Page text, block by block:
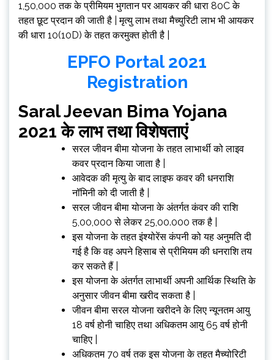
1,50,000 तक के प्रीमियम भुगतान पर आयकर की धारा 80C के
तहत छूट प्रदान की जाती है | मृत्यु लाभ तथा मैच्युरिटी लाभ भी आयकर
की धारा 10(10D) के तहत करमुक्त होती है |
EPFO Portal 2021
Registration
Saral Jeevan Bima Yojana
2021 के लाभ तथा विशेषताएं
सरल जीवन बीमा योजना के तहत लाभार्थी को लाइव
कवर प्रदान किया जाता है |
आवेदक की मृत्यु के बाद लाइफ कवर की धनराशि
नॉमिनी को दी जाती है |
सरल जीवन बीमा योजना के अंतर्गत कंवर की राशि
5,00,000 से लेकर ₹25,00.000 तक है |
इस योजना के तहत इंश्योरेंस कंपनी को यह अनुमति दी
गई है कि वह अपने हिसाब से प्रीमियम की धनराशि तय
कर सकते हैं |
इस योजना के अंतर्गत लाभार्थी अपनी आर्थिक स्थिति के
अनुसार जीवन बीमा खरीद सकता है |
जीवन बीमा सरल योजना खरीदने के लिए न्यूनतम आयु
18 वर्ष होनी चाहिए तथा अधिकतम आयु 65 वर्ष होनी
चाहिए |
अधिकतम 70 वर्ष तक इस योजना के तहत मैच्योरिटी